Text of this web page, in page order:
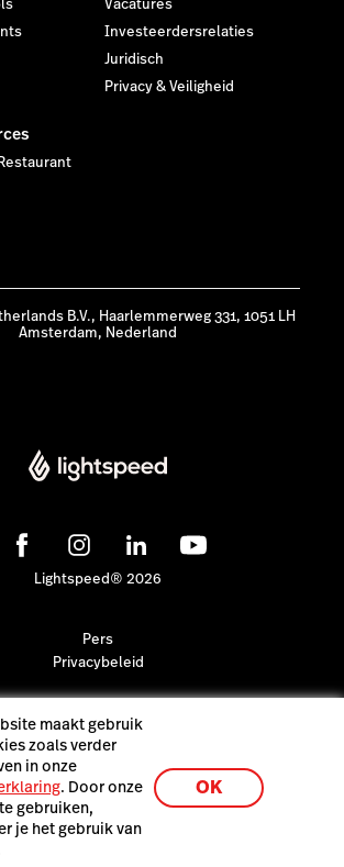
Vacatures
Investeerdersrelaties
Juridisch
Privacy & Veiligheid
B.V., Haarlemmerweg 331, 1051 LH
Amsterdam, Nederland
Lightspeed® 2026
Pers
Privacybeleid
maakt gebruik
zoals verder
in onze
. Door onze
gebruiken,
je het gebruik van
OK